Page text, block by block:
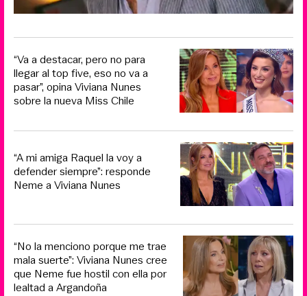
“Va a destacar, pero no para
llegar al top five, eso no va a
pasar”, opina Viviana Nunes
sobre la nueva Miss Chile
“A mi amiga Raquel la voy a
defender siempre”: responde
Neme a Viviana Nunes
“No la menciono porque me trae
mala suerte”: Viviana Nunes cree
que Neme fue hostil con ella por
lealtad a Argandoña